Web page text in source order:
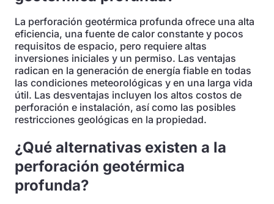
La perforación geotérmica profunda ofrece una alta
eficiencia, una fuente de calor constante y pocos
requisitos de espacio, pero requiere altas
inversiones iniciales y un permiso. Las ventajas
radican en la generación de energía fiable en todas
las condiciones meteorológicas y en una larga vida
útil. Las desventajas incluyen los altos costos de
perforación e instalación, así como las posibles
restricciones geológicas en la propiedad.
¿Qué alternativas existen a la
perforación geotérmica
profunda?